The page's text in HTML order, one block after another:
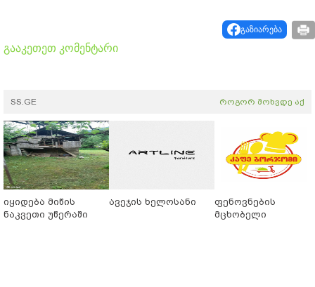
გაზიარება
გააკეთეთ კომენტარი
SS.GE როგორ მოხვდე აქ
იყიდება მიწის
ნაკვეთი უწერაში
ავეჯის ხელოსანი
ფენოვნების
მცხობელი